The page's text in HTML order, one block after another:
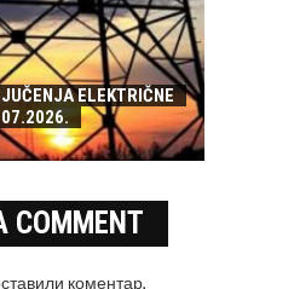
ELEKTRIČNE
COMMENT
коментар,